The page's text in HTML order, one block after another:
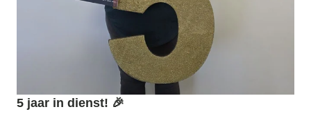
5 jaar in dienst! 🎉